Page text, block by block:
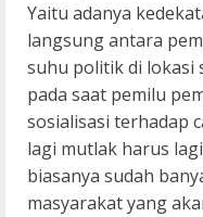
Yaitu adanya
langsung antara
suhu politik di lokasi
pada saat pemilu
sosialisasi terhadap
lagi mutlak harus
biasanya sudah
masyarakat yang